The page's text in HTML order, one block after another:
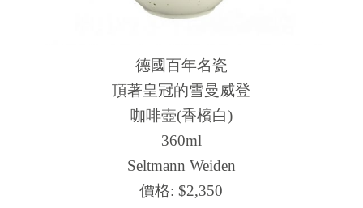
德國百年名瓷
頂著皇冠的雪曼威登
咖啡壺(香檳白)
360ml
Seltmann Weiden
價格: $2,350